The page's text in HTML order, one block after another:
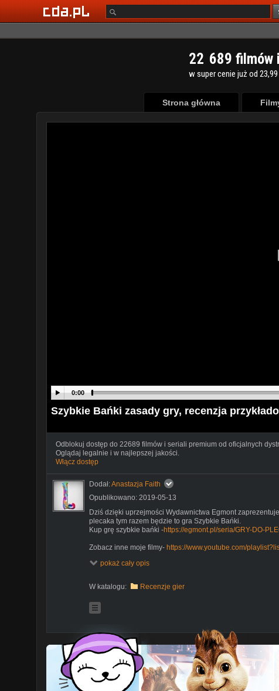
22 689 filmów
w super cenie już od
Strona główna
0:00
Szybkie Bańki zasady gry, recenzja
Odblokuj dostęp do 22689 filmów i seriali premium od oficjalnych
Oglądaj legalnie i w najlepszej jakości.
Włącz dostęp
Dodał:Anastazja Faith
Opublikowano: 2019-05-13
Dziś dzięki uprzejmości Wydawnictwa Egmont
plecaka tym razem będzie to gra Szybkie Bańki.
Kup grę szybkie bańki -https://egmont.pl/seria/GRY-DO-
Zobacz inne moje filmy- https://www.youtube.com/
Muzyka:
Twin Musicom: Winter Ride – na licencji Creative Commons
(https://creativecommons.org/licenses/by/4.0/)
Źródło:
pokaż cały opis
W katalogu: Recenzje gier